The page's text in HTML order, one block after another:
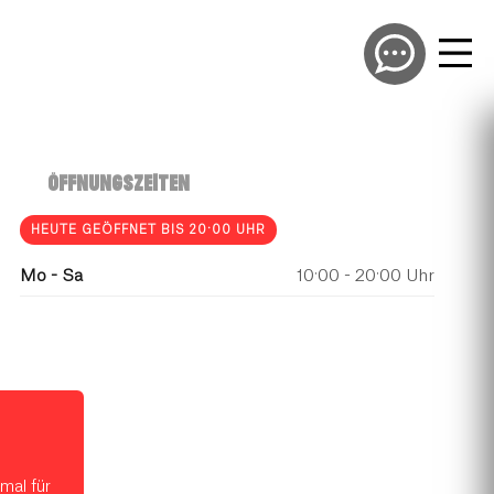
für
ÖFFNUNGSZEITEN
HEUTE GEÖFFNET BIS 20:00 UHR
Mo - Sa 10:00 - 20:00 Uhr